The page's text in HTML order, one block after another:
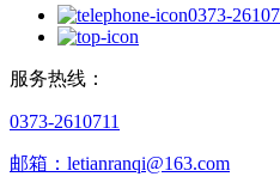
0373-
服务热线：
0373-2610711
邮箱：letianranqi@163.com